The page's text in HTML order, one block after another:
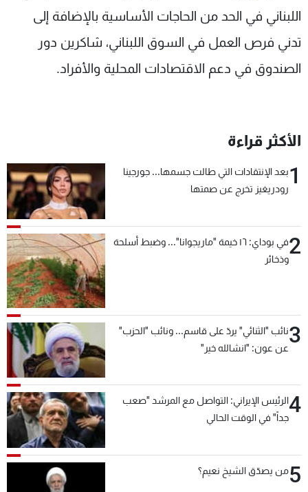
اللبناني في الحد من الحاجات الأساسية بالإضافة إلى
تدني فرص العمل في السوق اللبناني، شاكرين دور
الصندوق في دعم الاقتصادات المحلية والأفراد.
الأكثر قراءة
1بعد الإنتقادات التي طالت جسمها... جورجينا
رودريغيز تخرج عن صمتها
2
في بوداي: ١٦ خيمة "ماريجوانا"... وضبط أسلحة
وذخائر
3نائب "الثنائي" يردّ على قاسم... ونائب "الحزب"
عن عون: "انشالله خير"
4الرئيس الإيراني: التواصل مع المرشد "صعب
جداً" في الوقت الحالي
5من يصدّق الشيخ نعيم؟